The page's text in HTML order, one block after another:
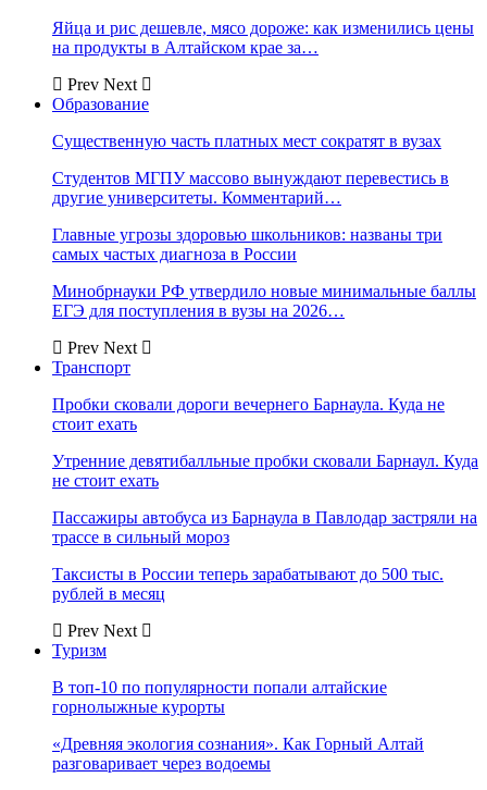
Яйца и рис дешевле, мясо дороже: как изменились цены
на продукты в Алтайском крае за…
Prev Next
Образование
Существенную часть платных мест сократят в вузах
Студентов МГПУ массово вынуждают перевестись в
другие университеты. Комментарий…
Главные угрозы здоровью школьников: названы три
самых частых диагноза в России
Минобрнауки РФ утвердило новые минимальные баллы
ЕГЭ для поступления в вузы на 2026…
Prev Next
Транспорт
Пробки сковали дороги вечернего Барнаула. Куда не
стоит ехать
Утренние девятибалльные пробки сковали Барнаул. Куда
не стоит ехать
Пассажиры автобуса из Барнаула в Павлодар застряли на
трассе в сильный мороз
Таксисты в России теперь зарабатывают до 500 тыс.
рублей в месяц
Prev Next
Туризм
В топ-10 по популярности попали алтайские
горнолыжные курорты
«Древняя экология сознания». Как Горный Алтай
разговаривает через водоемы